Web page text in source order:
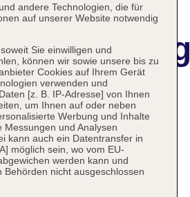
andere Technologien, die für
auf unserer Website notwendig
Sie einwilligen und
können wir sowie unsere bis zu
Cookies auf Ihrem Gerät
verwenden und
[z. B. IP-Adresse] von Ihnen
um Ihnen auf oder neben
Werbung und Inhalte
Messungen und Analysen
kann auch ein Datentransfer in
möglich sein, wo vom EU-
werden kann und
Behörden nicht ausgeschlossen